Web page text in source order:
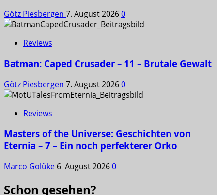
Götz Piesbergen 7. August 20260
Reviews
Batman: Caped Crusader – 11 – Brutale Gewalt
Götz Piesbergen 7. August 20260
Reviews
Masters of the Universe: Geschichten von
Eternia – 7 – Ein noch perfekterer Orko
Marco Golüke 6. August 20260
Schon gesehen?